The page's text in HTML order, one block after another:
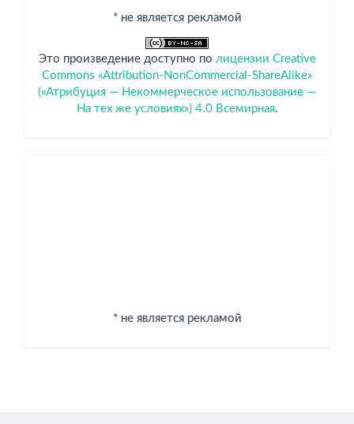
* не является рекламой
Это произведение доступно по лицензии Creative
Commons «Attribution-NonCommercial-ShareAlike»
(«Атрибуция — Некоммерческое использование —
На тех же условиях») 4.0 Всемирная.
* не является рекламой